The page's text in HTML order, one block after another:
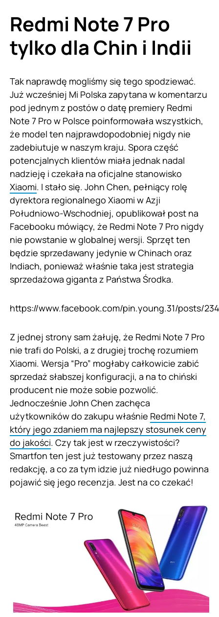
Redmi Note 7 Pro
tylko dla Chin i Indii
Tak naprawdę mogliśmy się tego spodziewać.
Już wcześniej Mi Polska zapytana w komentarzu
pod jednym z postów o datę premiery Redmi
Note 7 Pro w Polsce poinformowała wszystkich,
że model ten najprawdopodobniej nigdy nie
zadebiutuje w naszym kraju. Spora część
potencjalnych klientów miała jednak nadal
nadzieję i czekała na oficjalne stanowisko
Xiaomi. I stało się. John Chen, pełniący rolę
dyrektora regionalnego Xiaomi w Azji
Południowo-Wschodniej, opublikował post na
Facebooku mówiący, że Redmi Note 7 Pro nigdy
nie powstanie w globalnej wersji. Sprzęt ten
będzie sprzedawany jedynie w Chinach oraz
Indiach, ponieważ właśnie taka jest strategia
sprzedażowa giganta z Państwa Środka.
https://www.facebook.com/pin.young.31/posts/
Z jednej strony sam żałuję, że Redmi Note 7 Pro
nie trafi do Polski, a z drugiej trochę rozumiem
Xiaomi. Wersja “Pro” mogłaby całkowicie zabić
sprzedaż słabszej konfiguracji, a na to chiński
producent nie może sobie pozwolić.
Jednocześnie John Chen zachęca
użytkowników do zakupu właśnie Redmi Note 7,
który jego zdaniem ma najlepszy stosunek ceny
do jakości. Czy tak jest w rzeczywistości?
Smartfon ten jest już testowany przez naszą
redakcję, a co za tym idzie już niedługo powinna
pojawić się jego recenzja. Jest na co czekać!